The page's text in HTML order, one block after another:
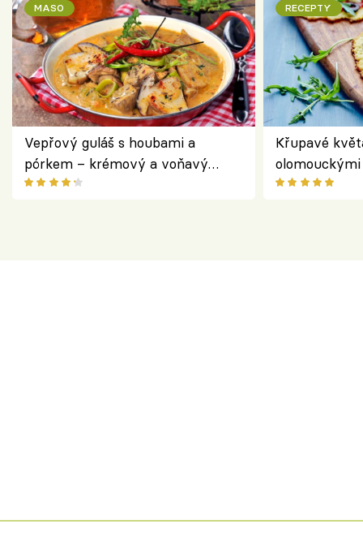
MASO
Vepřový guláš s houbami a
pórkem – krémový a voňavý
pokrm z jednoho hrnce
RECEPTY
Křupavé
bezlepkový